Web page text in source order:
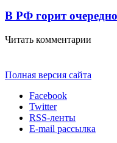
В РФ горит
Читать комментарии
Полная версия сайта
Facebook
Twitter
RSS-ленты
E-mail рассылка